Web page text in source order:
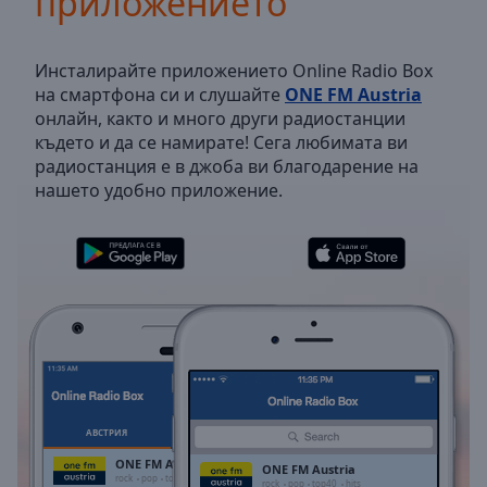
Backward
Mute
Current
Time0:00
Duration-:-
Loaded:
LIVE
live,
currently
behind
LIVE
Инсталирайте приложението Online Radio Box
на смартфона си и слушайте ONE FM Austria
онлайн, както и много други радиостанции
където и да се намирате! Сега любимата ви
радиостанция е в джоба ви благодарение на
нашето удобно приложение.
АВСТРИЯ
ONE FM Austria
rock pop top40 hits
ONE FM Austria
rock pop top40 hits